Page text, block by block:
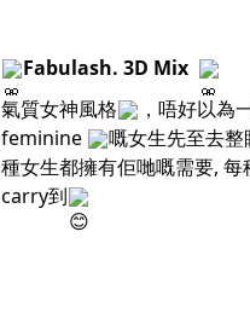
Fabulash. 3D Mix
氣質女神風格
，唔好以為
feminine
嘅女生先至去
種女生都擁有佢哋嘅需要,
carry到